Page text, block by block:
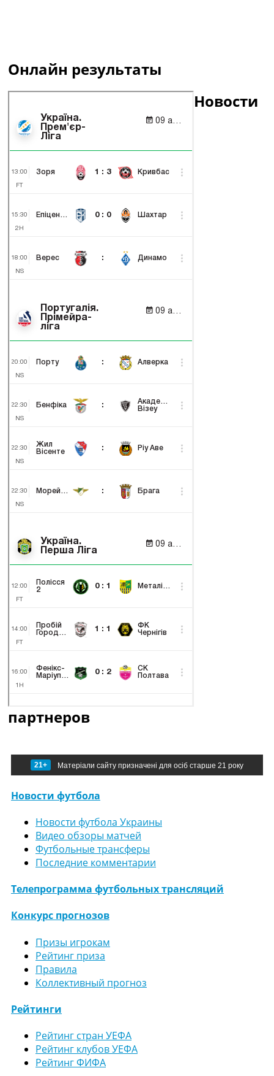
Онлайн результаты
Новости
партнеров
21+ Матеріали сайту призначені для осіб старше 21 року
Новости футбола
Новости футбола Украины
Видео обзоры матчей
Футбольные трансферы
Последние комментарии
Телепрограмма футбольных трансляций
Конкурс прогнозов
Призы игрокам
Рейтинг приза
Правила
Коллективный прогноз
Рейтинги
Рейтинг стран УЕФА
Рейтинг клубов УЕФА
Рейтинг ФИФА